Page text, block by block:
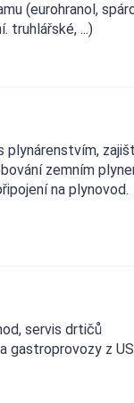
(eurohranol,
truhlářské, ...)
plynárenstvím,
zemním
na plynovod.
servis drtičů
gastroprovozy z